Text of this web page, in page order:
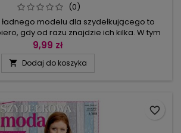
(0)
ładnego modelu dla szydełkującego to
gdy od razu znajdzie ich kilka. W tym
extra są serwetki-kwiatki i bieżniki z
Wśród modeli: obrus prostokątny i
9,99 zł
 Dodaj do koszyka
favorite_border